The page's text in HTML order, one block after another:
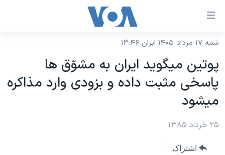
لینکهای
دسترسی
جهش
به
محتوای
اصلی
به
صفحه
نسخه سبک وب‌سایت
موضوع ها
ایران
آمریکا
جهان
برنامه های تلویزیونی
جدول برنامه ها
صفحه‌های ویژه
شنبه ۱۷ مرداد ۱۴۰۵ ایران ۱۳:۴۶
پوتين ميگويد ايران به مشوّق ها
پاسخی مثبت داده و بزودی وارد مذاکره
ميشود
۲۵ خرداد ۱۳۸۵
اشتراک